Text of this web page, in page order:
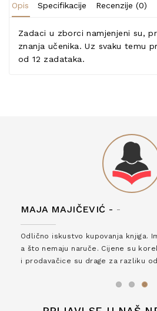
Opis Specifikacije Recenzije (0)
Zadaci u zborci namjenjeni su,
znanja učenika. Uz svaku temu
od 12 zadataka.
MAJA MAJIČEVIĆ - -
Odlično iskustvo kupovanja knjiga.
a što nemaju naruče. Cijene su
i prodavačice su drage za razliku